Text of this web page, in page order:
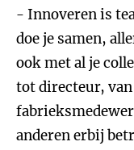
- Innoveren is
doe je samen,
ook met al je
tot directeur,
anderen erbij